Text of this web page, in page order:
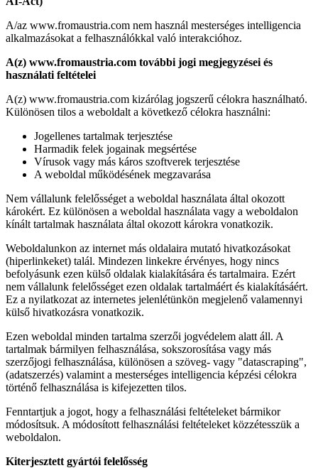
A/az www.fromaustria.com nem használ mesterséges intelligencia
alkalmazásokat a felhasználókkal való interakcióhoz.
A(z) www.fromaustria.com további jogi megjegyzései és
használati feltételei
A(z) www.fromaustria.com kizárólag jogszerű célokra használható.
Különösen tilos a weboldalt a következő célokra használni:
Jogellenes tartalmak terjesztése
Harmadik felek jogainak megsértése
Vírusok vagy más káros szoftverek terjesztése
A weboldal működésének megzavarása
Nem vállalunk felelősséget a weboldal használata által okozott
károkért. Ez különösen a weboldal használata vagy a weboldalon
kínált tartalmak használata által okozott károkra vonatkozik.
Weboldalunkon az internet más oldalaira mutató hivatkozásokat
(hiperlinkeket) talál. Mindezen linkekre érvényes, hogy nincs
befolyásunk ezen külső oldalak kialakítására és tartalmaira. Ezért
nem vállalunk felelősséget ezen oldalak tartalmáért és kialakításáért.
Ez a nyilatkozat az internetes jelenlétünkön megjelenő valamennyi
külső hivatkozásra vonatkozik.
Ezen weboldal minden tartalma szerzői jogvédelem alatt áll. A
tartalmak bármilyen felhasználása, sokszorosítása vagy más
szerzőjogi felhasználása, különösen a szöveg- vagy "datascraping",
(adatszerzés) valamint a mesterséges intelligencia képzési célokra
történő felhasználása is kifejezetten tilos.
Fenntartjuk a jogot, hogy a felhasználási feltételeket bármikor
módosítsuk. A módosított felhasználási feltételeket közzétesszük a
weboldalon.
Kiterjesztett gyártói felelősség